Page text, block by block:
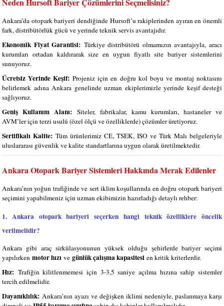
Neden Hursoft Bariyer Çözümlerini Seçmelisiniz?
Ankara’da otopark bariyeri dendiğinde Hursoft’u rakiplerinden ayıran en önemli
fark, distribütörlük gücü ve yerinde teknik servis avantajıdır.
Ekonomik Fiyat Garantisi: Türkiye distribütörü olmamızın avantajıyla, aracı
kurumları ortadan kaldırarak size en uygun fiyatlı site bariyer sistemlerini
sunuyoruz.
Ücretsiz Yerinde Keşif: Projeniz için en doğru kol boyu ve montaj noktasını
belirlemek adına Ankara genelinde uzman ekiplerimizle yerinde keşif desteği
sağlıyoruz.
Geniş Kullanım Alanı: Siteler, fabrikalar, kamu kurumları, hastaneler ve
AVM’ler için terzi usulü (özel ölçü ve özelliklerde) çözümler üretiyoruz.
Sertifikalı Kalite: Tüm ürünlerimiz CE, TSEK, ISO ve Türk Malı belgeleriyle
uluslararası güvenlik ve kalite standartlarına uygun olarak üretilmektedir.
Ankara Otopark Bariyer Sistemleri Hakkında Merak Edilenler
Ankara’nın yoğun trafiğinde ve sert iklim koşullarında en doğru otopark bariyeri
seçimini yapabilmeniz için uzman ekibimizin hazırladığı detaylı rehber:
1. Ankara otopark bariyeri seçerken hangi teknik özelliklere öncelik
verilmelidir?
Ankara gibi araç sirkülasyonunun yüksek olduğu şehirlerde bariyer seçimi
yapılırken motor hızı ve günlük çalışma kapasitesi en kritik kriterlerdir.
Hız: Trafiğin kilitlenmemesi için 3-3,5 saniye açılma hızına sahip sistemler
tercih edilmelidir.
Dayanıklılık: Ankara’nın ayazı ve değişken iklimi nedeniyle, paslanmaya karşı